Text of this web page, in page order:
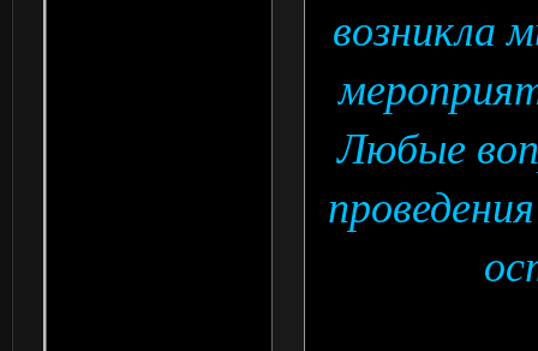
возникла
Любые